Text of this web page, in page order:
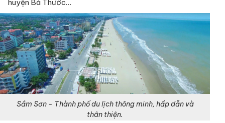
huyện Bá Thước…
Sầm Sơn - Thành phố du lịch thông minh, hấp dẫn và
thân thiện.